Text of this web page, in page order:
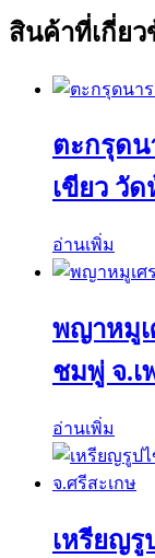
สินค้าที่เกี่ยว
ตะกรุด
เขียว วัด
อ่านเพิ่ม
พญาหมูเ
ชมพู่ จ.
อ่านเพิ่ม
เหรียญรู